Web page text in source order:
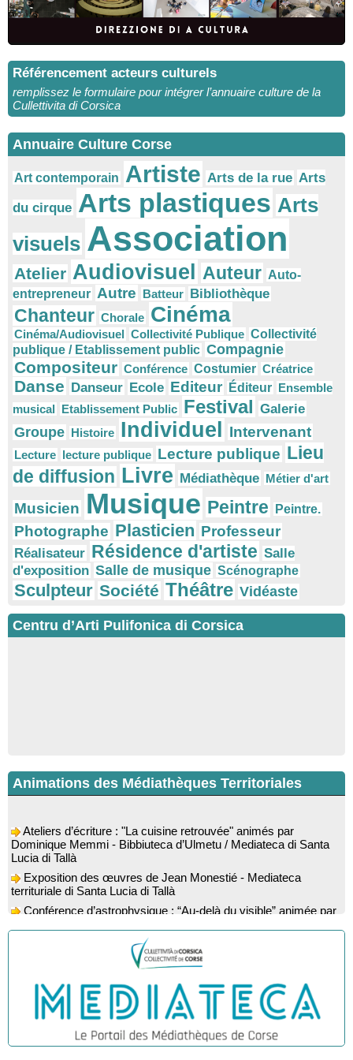
Référencement acteurs culturels
remplissez le formulaire pour intégrer l’annuaire culture de la
Cullettivita di Corsica
Annuaire Culture Corse
Art contemporain Artiste Arts de la rue Arts
du cirque Arts plastiques Arts
visuels Association
Atelier Audiovisuel Auteur Auto-
entrepreneur Autre Batteur Bibliothèque
Chanteur Chorale Cinéma
Cinéma/Audiovisuel Collectivité Publique Collectivité
publique / Etablissement public Compagnie
Compositeur Conférence Costumier Créatrice
Danse Danseur Ecole Editeur Éditeur Ensemble
musical Etablissement Public Festival Galerie
Groupe Histoire Individuel Intervenant
Lecture lecture publique Lecture publique Lieu
de diffusion Livre Médiathèque Métier d'art
Musicien Musique Peintre Peintre.
Photographe Plasticien Professeur
Réalisateur Résidence d'artiste Salle
d'exposition Salle de musique Scénographe
Sculpteur Société Théâtre Vidéaste
Centru d’Arti Pulifonica di Corsica
Animations des Médiathèques Territoriales
Dominique Memmi - Bibbiuteca d’Ulmetu / Mediateca di Santa
Lucia di Tallà
Exposition des œuvres de Jean Monestié - Mediateca
territuriale di Santa Lucia di Tallà
Conférence d’astrophysique : “Au-delà du visible” animée par
l’astrophysicien Paul Guerrini - Médiathèque - Pitretu è
Exposition des œuvres de Dominique Malberti Morin :
"Racines, peintures acryliques et aquarelles" - Mediateca
territuriale di Santa Lucia di Tallà
Animation : "Petits lecteurs" - Médiathèque - Pitretu è
Bicchisgià
mignuleddu" par la Caravane de Conteurs - Currà